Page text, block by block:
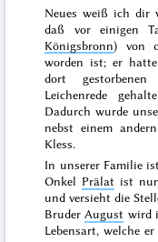
Neues weiß ich dir
daß vor einigen
Königsbronn) von
worden ist; er
dort gestorbenen
Leichenrede
Dadurch wurde
nebst einem
Kless.
In unserer Familie
Onkel Prälat ist
und versieht die
BruderAugust wird
Lebensart, welche